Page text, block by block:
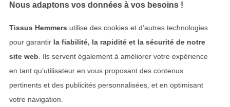
Nous adaptons vos données à vos besoins !
Tissus Hemmers utilise des cookies et d’autres technologies
pour garantir la fiabilité, la rapidité et la sécurité de notre
site web . Ils servent également à améliorer votre expérience
en tant qu’utilisateur en vous proposant des contenus
pertinents et des publicités personnalisées, et en optimisant
votre navigation.